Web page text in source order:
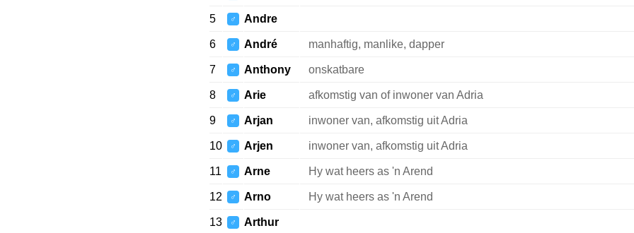
5 ♂ Andre
6 ♂ André manhaftig, manlike, dapper
7 ♂ Anthony onskatbare
8 ♂ Arie afkomstig van of inwoner van Adria
9 ♂ Arjan inwoner van, afkomstig uit Adria
10 ♂ Arjen inwoner van, afkomstig uit Adria
11 ♂ Arne Hy wat heers as 'n Arend
12 ♂ Arno Hy wat heers as 'n Arend
13 ♂ Arthur